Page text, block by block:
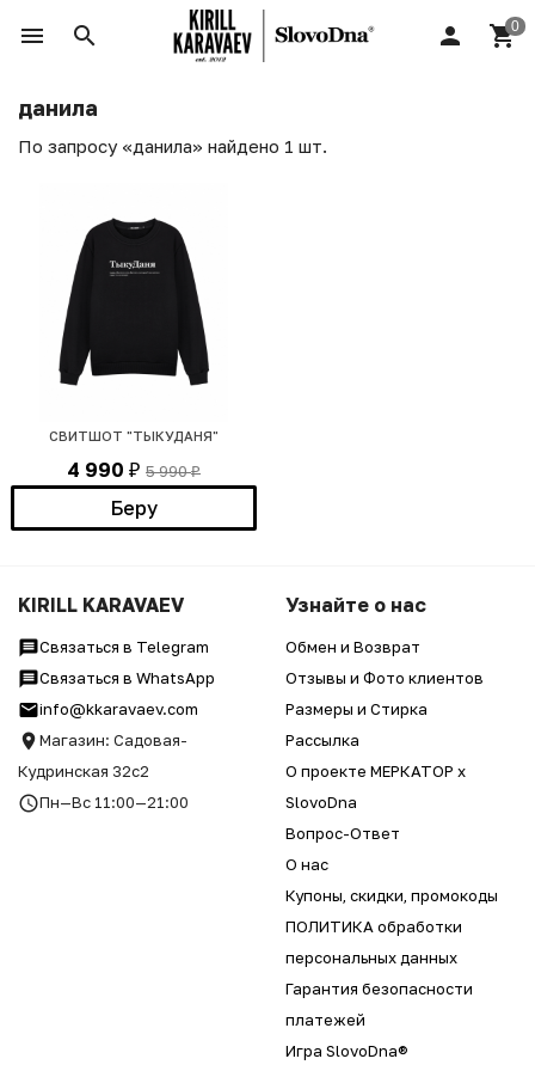
данила
По запросу «данила» найдено 1 шт.
СВИТШОТ "ТЫКУДАНЯ"
4 990 ₽ 5 990₽
Беру
KIRILL KARAVAEV
Связаться в Telegram
Связаться в WhatsApp
info@kkaravaev.com
Магазин: Садовая-
Кудринская 32с2
Пн—Вс 11:00—21:00
Узнайте о нас
Обмен и Возврат
Отзывы и Фото клиентов
Размеры и Стирка
Рассылка
О проекте МЕРКАТОР x
SlovoDna
Вопрос-Ответ
О нас
Купоны, скидки, промокоды
ПОЛИТИКА обработки
персональных данных
Гарантия безопасности
платежей
Игра SlovoDna®